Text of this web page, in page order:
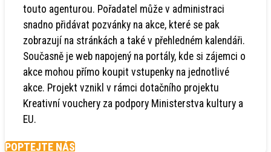
touto agenturou. Pořadatel může v administraci
snadno přidávat pozvánky na akce, které se pak
zobrazují na stránkách a také v přehledném kalendáři.
Současně je web napojený na portály, kde si zájemci o
akce mohou přímo koupit vstupenky na jednotlivé
akce. Projekt vznikl v rámci dotačního projektu
Kreativní vouchery za podpory Ministerstva kultury a
EU.
POPTEJTE NÁS